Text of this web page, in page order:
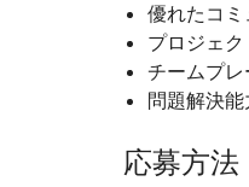
優れたコ
プロジェ
チームプ
問題解決
応募方法